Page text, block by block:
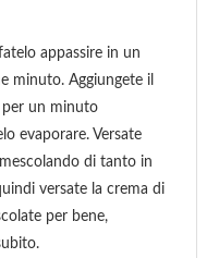
appassire in un
minuto. Aggiungete il
un minuto
evaporare. Versate
di tanto in
versate la crema di
per bene,